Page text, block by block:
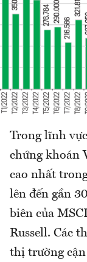
Trong lĩnh
chứng khoán
cao nhất
lên đến gần
biên của
Russell. Các
thị trường